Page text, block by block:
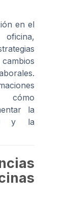
en el
cómo
la
y la